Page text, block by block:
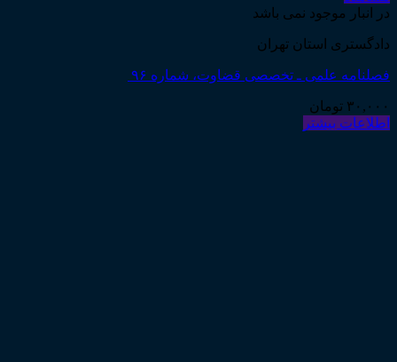
در انبار موجود نمی باشد
دادگستری استان تهران
فصلنامه علمی ـ تخصصی قضاوت، شماره ۹۶
۳۰,۰۰۰ تومان
اطلاعات بیشتر